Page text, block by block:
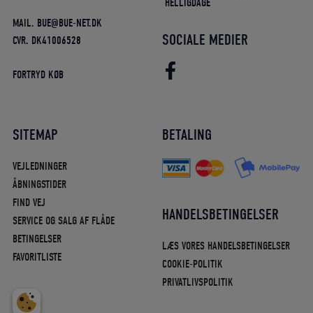
MAIL. BUE@BUE-NET.DK
CVR. DK41006528
FORTRYD KØB
SOCIALE MEDIER
SITEMAP
VEJLEDNINGER
ÅBNINGSTIDER
FIND VEJ
SERVICE OG SALG AF FLÅDE
BETINGELSER
FAVORITLISTE
BETALING
HANDELSBETINGELSER
LÆS VORES HANDELSBETINGELSER
COOKIE-POLITIK
PRIVATLIVSPOLITIK